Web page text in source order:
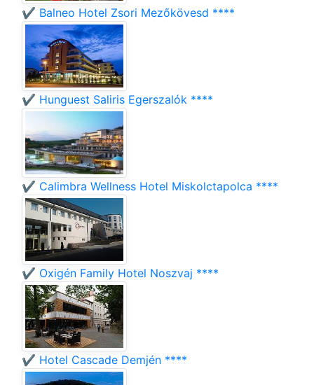
✔️ Balneo Hotel Zsori Mezőkövesd ****
✔️ Hunguest Saliris Egerszalók ****
✔️ Calimbra Wellness Hotel Miskolctapolca ****
✔️ Oxigén Family Hotel Noszvaj ****
✔️ Hotel Cascade Demjén ****